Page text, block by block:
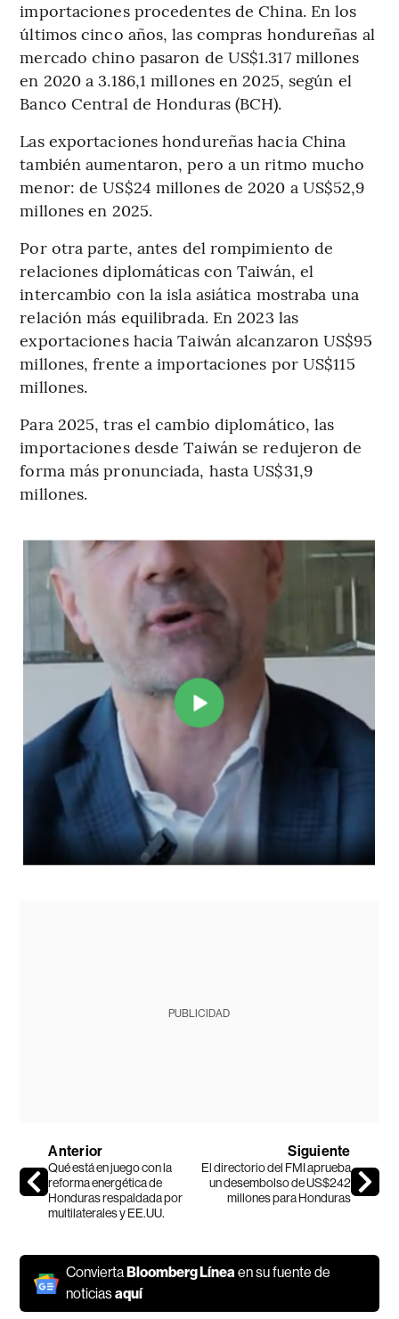
importaciones procedentes de China. En los
últimos cinco años, las compras hondureñas al
mercado chino pasaron de US$1.317 millones
en 2020 a 3.186,1 millones en 2025, según el
Banco Central de Honduras (BCH).
Las exportaciones hondureñas hacia China
también aumentaron, pero a un ritmo mucho
menor: de US$24 millones de 2020 a US$52,9
millones en 2025.
Por otra parte, antes del rompimiento de
relaciones diplomáticas con Taiwán, el
intercambio con la isla asiática mostraba una
relación más equilibrada. En 2023 las
exportaciones hacia Taiwán alcanzaron US$95
millones, frente a importaciones por US$115
millones.
Para 2025, tras el cambio diplomático, las
importaciones desde Taiwán se redujeron de
forma más pronunciada, hasta US$31,9
millones.
PUBLICIDAD
Anterior
Qué está en juego con la
reforma energética de
Honduras respaldada por
multilaterales y EE.UU.
Siguiente
El directorio del FMI aprueba
un desembolso de US$242
millones para Honduras
Convierta Bloomberg Líneaen su fuente de
noticiasaquí